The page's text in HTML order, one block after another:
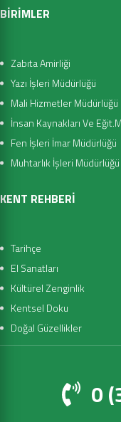
BİRİMLER
Zabıta Amirliği
Yazı İşleri Müdürlüğü
Mali Hizmetler Müdürlüğü
İnsan Kaynakları Ve
Fen İşleri İmar Müdürlüğü
Muhtarlık İşleri Müdürlüğü
KENT REHBERİ
Tarihçe
El Sanatları
Kültürel Zenginlik
Kentsel Doku
Doğal Güzellikler
0